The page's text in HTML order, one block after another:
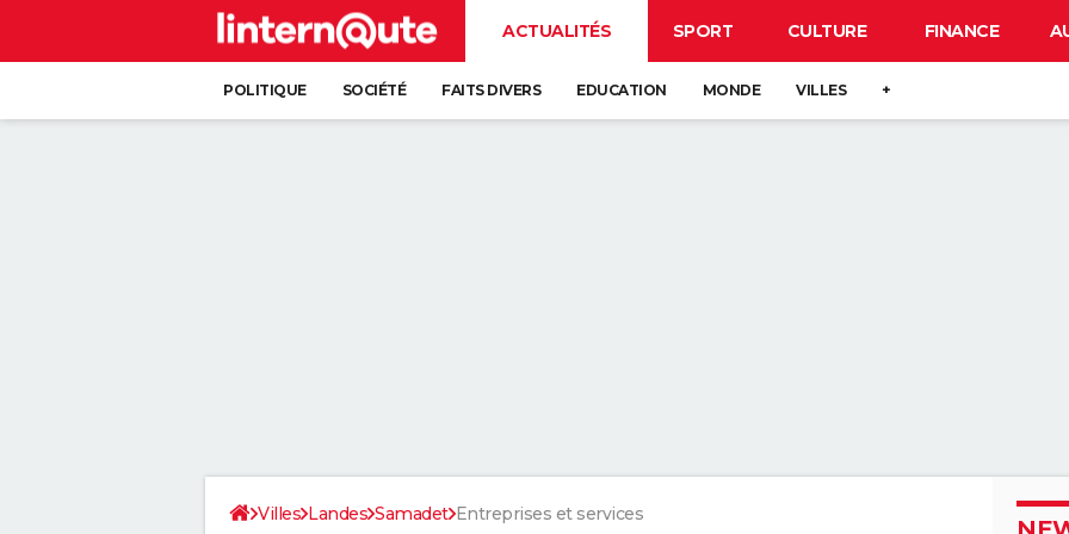
ACTUALITÉS SPORT CULTURE FINANCE
POLITIQUE SOCIÉTÉ FAITS DIVERS EDUCATION MONDE VILLES +
Villes Landes Samadet Entreprises et services